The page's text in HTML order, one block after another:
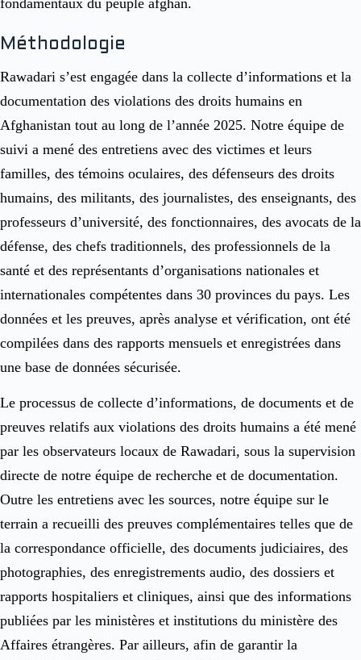
fondamentaux du peuple afghan.
Méthodologie
Rawadari s’est engagée dans la collecte d’informations et la
documentation des violations des droits humains en
Afghanistan tout au long de l’année 2025. Notre équipe de
suivi a mené des entretiens avec des victimes et leurs
familles, des témoins oculaires, des défenseurs des droits
humains, des militants, des journalistes, des enseignants, des
professeurs d’université, des fonctionnaires, des avocats de la
défense, des chefs traditionnels, des professionnels de la
santé et des représentants d’organisations nationales et
internationales compétentes dans 30 provinces du pays. Les
données et les preuves, après analyse et vérification, ont été
compilées dans des rapports mensuels et enregistrées dans
une base de données sécurisée.
Le processus de collecte d’informations, de documents et de
preuves relatifs aux violations des droits humains a été mené
par les observateurs locaux de Rawadari, sous la supervision
directe de notre équipe de recherche et de documentation.
Outre les entretiens avec les sources, notre équipe sur le
terrain a recueilli des preuves complémentaires telles que de
la correspondance officielle, des documents judiciaires, des
photographies, des enregistrements audio, des dossiers et
rapports hospitaliers et cliniques, ainsi que des informations
publiées par les ministères et institutions du ministère des
Affaires étrangères. Par ailleurs, afin de garantir la